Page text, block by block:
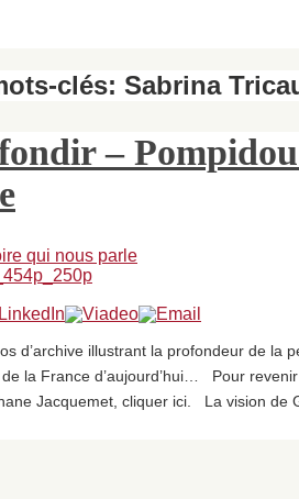
clés: Sabrina
–
qui nous parle
d’archive illustrant la profondeur de la
la France d’aujourd’hui… Pour
Jacquemet, cliquer ici. La vision de